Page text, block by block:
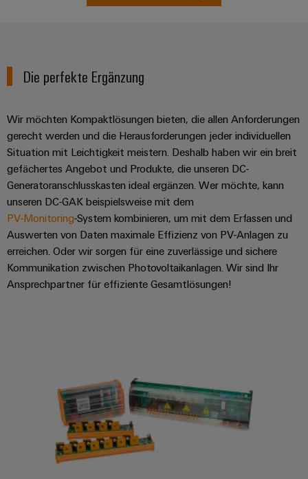
Die perfekte Ergänzung
Wir möchten Kompaktlösungen bieten, die allen Anforderungen
gerecht werden und die Herausforderungen jeder individuellen
Situation mit Leichtigkeit meistern. Deshalb haben wir ein breit
gefächertes Angebot und Produkte, die unseren DC-
Generatoranschlusskasten ideal ergänzen. Wer möchte, kann
unseren DC-GAK beispielsweise mit dem
PV-Monitoring-System kombinieren, um mit dem Erfassen und
Auswerten von Daten maximale Effizienz von PV-Anlagen zu
erreichen. Oder wir sorgen für eine zuverlässige und sichere
Kommunikation zwischen Photovoltaikanlagen. Wir sind Ihr
Ansprechpartner für effiziente Gesamtlösungen!